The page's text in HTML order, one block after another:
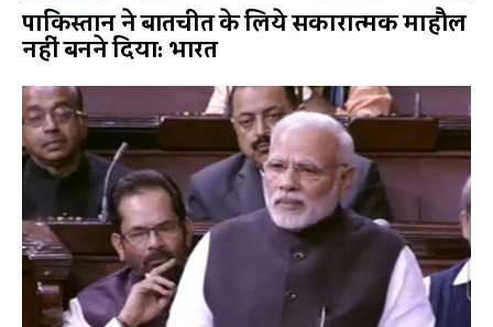
पाकिस्तान ने बातचीत के लिये सकारात्मक माहौल
नहीं बनने दिया: भारत